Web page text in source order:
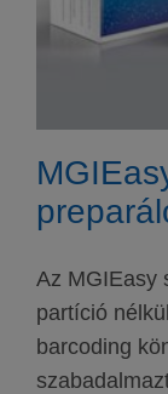
Az MGIEasy
partíció
barcoding